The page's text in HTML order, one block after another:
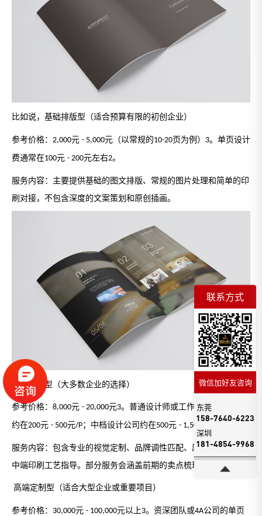
比如说， 基础排版型（适合预算有限的初创企业）
参考价格： 2,000元 - 5,000元（以常规的10-20页为例） 3。单页设计
费通常在100元 - 200元左右2。
服务内容：主要提供基础的图文排版、常规的图片处理和简单的印
刷对接，不包含深度的文案策划和原创插画。
标准品质型（大多数企业的选择）
参考价格： 8,000元 - 20,000元3。普通设计师或工作室的单页报价
约在200元 - 500元/P；中档设计公司约在500元 - 1,500
服务内容：包含专业的视觉定制、品牌调性匹配、原创图片处理及
中端印刷工艺指导。部分服务会涵盖前期的卖点梳理和文案润色。
高端定制型（适合大型企业或重要项目）
参考价格： 30,000元 - 100,000元以上3。资深团队或4A公司的单页
联系方式
微信加好友咨询
东莞
158-7640-6223
深圳
181-4854-9968